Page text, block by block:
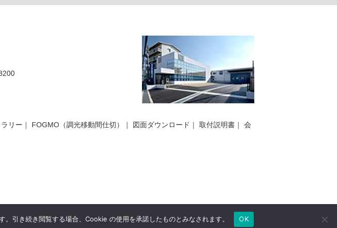
リー ｜ FOGMO（調光移動間仕切） ｜ 図面ダウンロード ｜ 取付説明書 ｜ 会
引き続き閲覧する場合、Cookie の使用を承諾したものとみなされます。 OK